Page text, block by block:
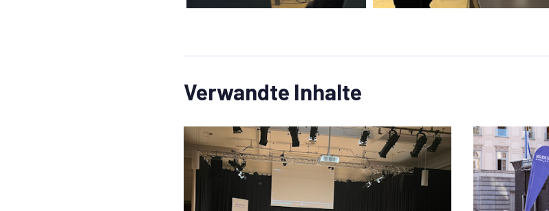
Verwandte Inhalte